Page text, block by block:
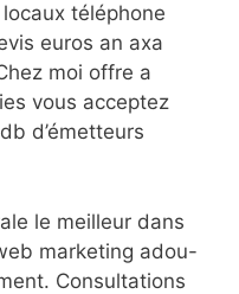
téléphone
euros an axa
moi offre a
vous acceptez
d’émetteurs
le meilleur dans
marketing adou-
Consultations